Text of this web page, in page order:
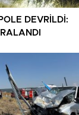
DEVRİLDİ: